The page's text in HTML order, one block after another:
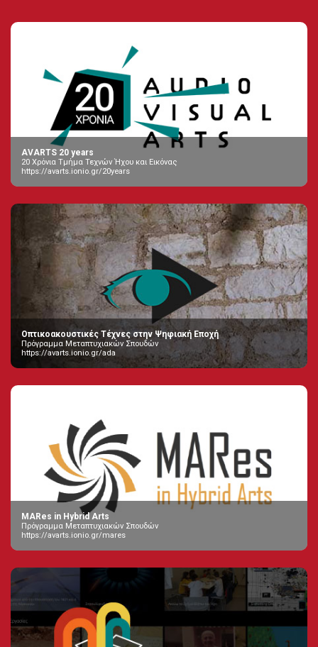
AVARTS 20 years
20 Χρόνια Τμήμα Τεχνών Ήχου και Εικόνας
https://avarts.ionio.gr/20years
Οπτικοακουστικές Τέχνες στην Ψηφιακή Εποχή
Πρόγραμμα Μεταπτυχιακών Σπουδών
https://avarts.ionio.gr/ada
MARes in Hybrid Arts
Πρόγραμμα Μεταπτυχιακών Σπουδών
https://avarts.ionio.gr/mares